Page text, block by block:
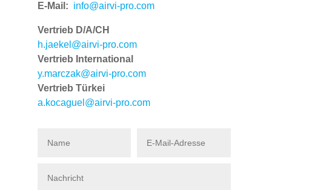
E-Mail: info@airvi-pro.com
Vertrieb D/A/CH
h.jaekel@airvi-pro.com
Vertrieb International
y.marczak@airvi-pro.com
Vertrieb Türkei
a.kocaguel@airvi-pro.com